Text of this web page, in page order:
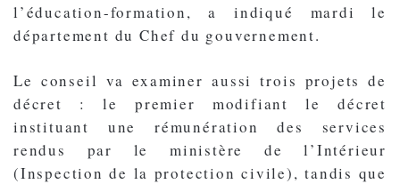
l’éducation-formation, a indiqué mardi le
département du Chef du gouvernement.
Le conseil va examiner aussi trois projets de
décret : le premier modifiant le décret
instituant une rémunération des services
rendus par le ministère de l’Intérieur
(Inspection de la protection civile), tandis que